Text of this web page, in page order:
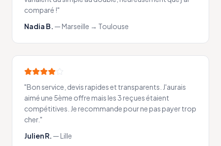
comparé !"
Nadia B. —Marseille → Toulouse
"Bon service, devis rapides et transparents. J'aurais
aimé une 5ème offre mais les 3 reçues étaient
compétitives. Je recommande pour ne pas payer trop
cher."
Julien R. —Lille